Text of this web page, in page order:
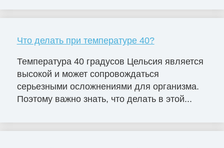
Что делать при температуре 40?
Температура 40 градусов Цельсия является
высокой и может сопровождаться
серьезными осложнениями для организма.
Поэтому важно знать, что делать в этой...